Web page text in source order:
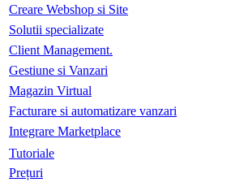
Creare Webshop si Site
Solutii specializate
Client Management.
Gestiune si Vanzari
Magazin Virtual
Facturare si automatizare vanzari
Integrare Marketplace
Tutoriale
Prețuri